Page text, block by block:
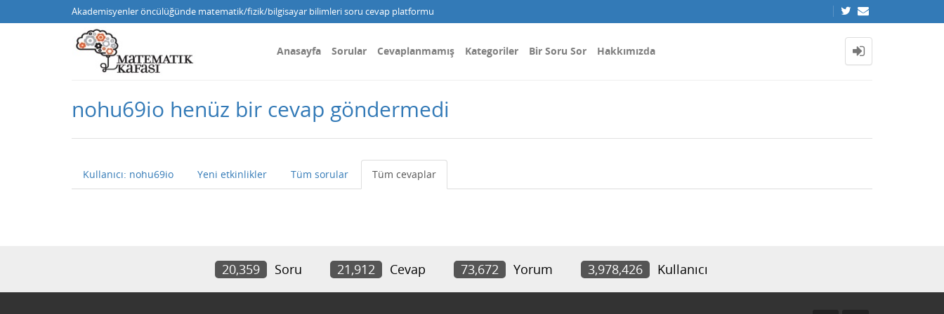
Akademisyenler öncülüğünde matematik/fizik/bilgisayar bilimleri soru cevap platformu
Anasayfa Sorular Cevaplanmamış Kategoriler Bir Soru Sor Hakkımızda
nohu69io henüz bir cevap göndermedi
Kullanıcı: nohu69io Yeni etkinlikler Tüm sorular Tüm cevaplar
20,359 Soru 21,912 Cevap 73,672 Yorum 3,978,426 Kullanıcı